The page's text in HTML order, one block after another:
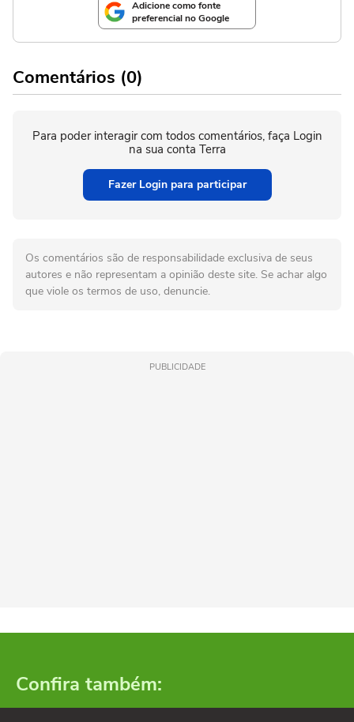
Adicione como fonte
preferencial no Google
Comentários (0)
Para poder interagir com todos comentários, faça Login
na sua conta Terra
Fazer Login para participar
Os comentários são de responsabilidade exclusiva de seus
autores e não representam a opinião deste site. Se achar algo
que viole os termos de uso, denuncie.
PUBLICIDADE
Confira também: